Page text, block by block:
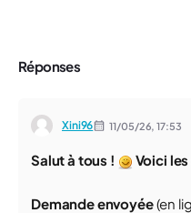
Réponses
Xini96 11/05/26,17:53
Salut à tous ! Voici
Demande envoyée(en